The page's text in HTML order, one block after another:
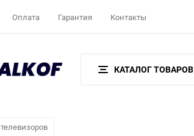
Оплата Гарантия Контакты
КАТАЛОГ ТОВАРОВ